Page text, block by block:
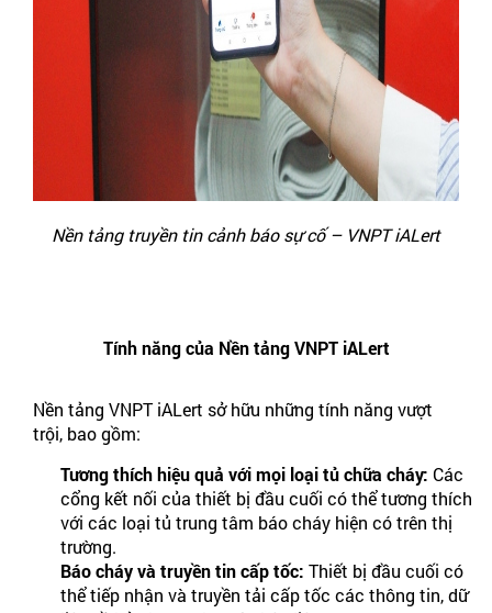
Nền tảng truyền tin cảnh báo sự cố – VNPT iALert
Tính năng của Nền tảng VNPT iALert
Nền tảng VNPT iALert sở hữu những tính năng vượt
trội, bao gồm:
Tương thích hiệu quả với mọi loại tủ chữa cháy: Các
cổng kết nối của thiết bị đầu cuối có thể tương thích
với các loại tủ trung tâm báo cháy hiện có trên thị
trường.
Báo cháy và truyền tin cấp tốc: Thiết bị đầu cuối có
thể tiếp nhận và truyền tải cấp tốc các thông tin, dữ